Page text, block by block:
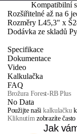
Kompatibilní s E-
Rozšiřitelné až na 6
Rozměry L45,3" x
Dodávka ze skladů
Specifikace
Dokumentace
Video
Kalkulačka
FAQ
Brožura Forest-RB Plus
No Data
Použijte našikalkulačkuk
Kliknutímzobrazíte často
Jak